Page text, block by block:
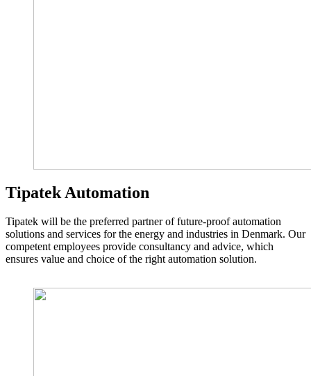
Tipatek Automation
Tipatek will be the preferred partner of future-proof automation
solutions and services for the energy and industries in Denmark. Our
competent employees provide consultancy and advice, which
ensures value and choice of the right automation solution.